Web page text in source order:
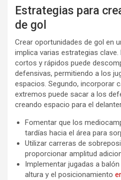
Estrategias para
de gol
Crear oportunidades de gol en
implica varias estrategias
cortos y rápidos puede
defensivas, permitiendo a los
espacios. Segundo, incorporar
extremos puede sacar a los
creando espacio para el
Fomentar que los
tardías hacia el área para
Utilizar carreras de
proporcionar amplitud
Implementar jugadas a
altura y el posicionamiento